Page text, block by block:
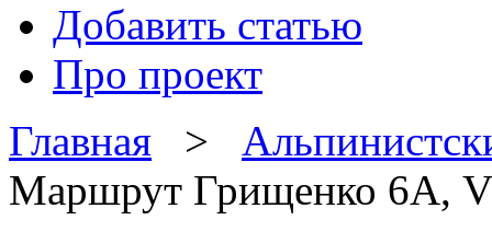
Добавить статью
Про проект
Главная >
Маршрут Грищенко 6А,